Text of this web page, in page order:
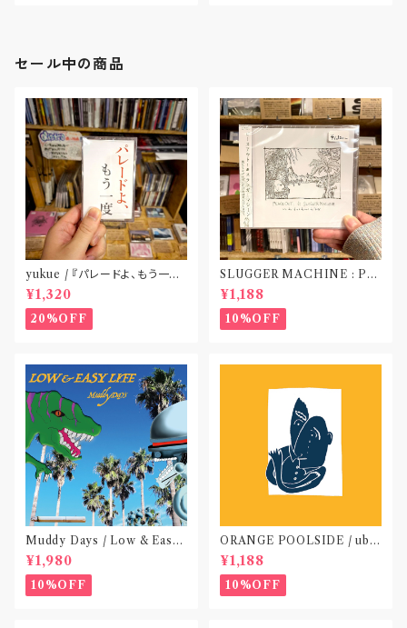
セール中の商品
yukue / 『パレードよ、もう一度』
(TAPE)
¥1,320
20%OFF
SLUGGER MACHINE : PE
ACE OUT! / we die if we d
o not do “DIG”(SPLIT CD)
〝横浜&札幌〟
¥1,188
10%OFF
Muddy Days / Low & Easy
Life〝東京〟
¥1,980
10%OFF
ORANGE POOLSIDE / ubu
(CD作品)〝神奈川・厚木〟
¥1,188
10%OFF